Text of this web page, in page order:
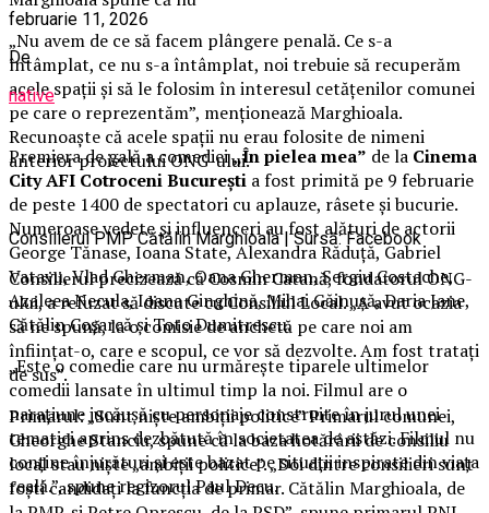
„Nu avem de ce să facem plângere penală. Ce s-a
întâmplat, ce nu s-a întâmplat, noi trebuie să recuperăm
acele spații și să le folosim în interesul cetățenilor comunei
pe care o reprezentăm”, menționează Marghioala.
Recunoaște că acele spații nu erau folosite de nimeni
anterior proiectului ONG-ului.
Consilierul PMP Cătălin Marghioala | Sursă: Facebook
Consilierul precizează că Cosmin Catană, fondatorul ONG-
ului, a refuzat să discute cu Consiliul Local. „A avut ocazia
să ne spună, la o comisie de anchetă pe care noi am
înființat-o, care e scopul, ce vor să dezvolte. Am fost tratați
de sus”.
Primarul: „Sunt niște ambiții politice” Primarul comunei,
Gheorghe Stanciu, spune că la baza hotărârii de consiliu
local stau niște „ambiții politice”. „Doi dintre consilieri sunt
foști candidați la funcția de primar. Cătălin Marghioala, de
februarie 11, 2026
De
native
Premiera de gală a comediei„În pielea mea” de la Cinema
City AFI Cotroceni București a fost primită pe 9 februarie
de peste 1400 de spectatori cu aplauze, râsete și bucurie.
Numeroase vedete și influenceri au fost alături de actorii
George Tănase, Ioana State, Alexandra Răduță, Gabriel
Vatavu, Vlad Gherman, Oana Gherman, Sergiu Costache,
Azaleea Necula, Ioana Ginghină, Mihai Găinușă, Daria Jane,
Cătălin Coșarcă și Toto Dumitrescu.
„Este o comedie care nu urmărește tiparele ultimelor
comedii lansate în ultimul timp la noi. Filmul are o
narațiune jucăușă cu personaje construite în jurul unei
tematici aprins dezbătută în societatea de astăzi. Filmul nu
conține înjurături și este bazat pe situații inspirate din viața
reală.”, spune regizorul Paul Decu.